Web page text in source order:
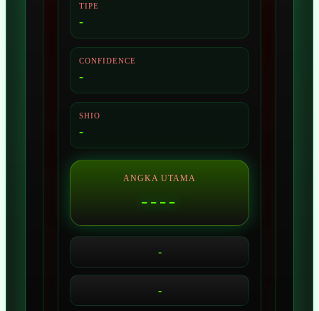
TIPE
-
CONFIDENCE
-
SHIO
-
ANGKA UTAMA
----
-
-